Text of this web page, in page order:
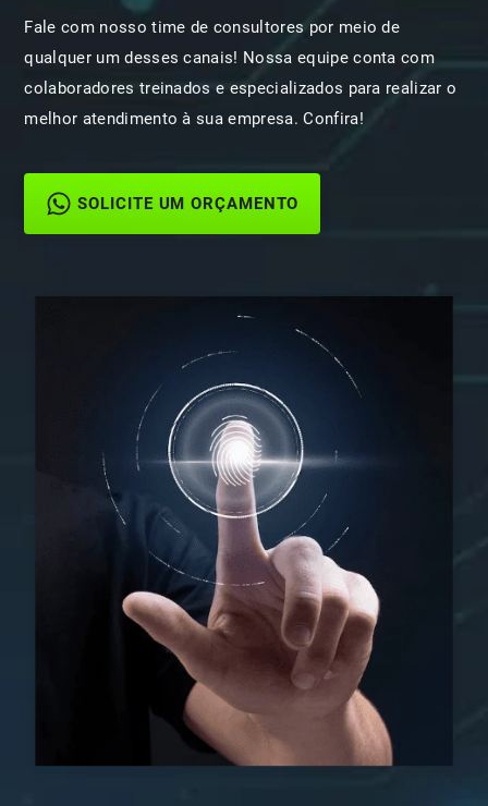
Fale com nosso time de consultores por meio de
qualquer um desses canais! Nossa equipe conta com
colaboradores treinados e especializados para realizar o
melhor atendimento à sua empresa. Confira!
SOLICITE UM ORÇAMENTO